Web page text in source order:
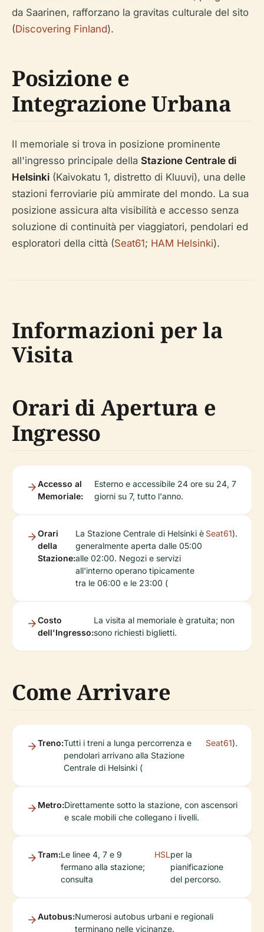
da Saarinen, rafforzano la gravitas culturale del sito
(Discovering Finland).
Posizione e
Integrazione Urbana
Il memoriale si trova in posizione prominente
all'ingresso principale della Stazione Centrale di
Helsinki (Kaivokatu 1, distretto di Kluuvi), una delle
stazioni ferroviarie più ammirate del mondo. La sua
posizione assicura alta visibilità e accesso senza
soluzione di continuità per viaggiatori, pendolari ed
esploratori della città (Seat61; HAM Helsinki).
Informazioni per la
Visita
Orari di Apertura e
Ingresso
Accesso al
Memoriale:
Esterno e accessibile 24 ore su 24, 7
giorni su 7, tutto l'anno.
Orari
della
Stazione:
La Stazione Centrale di Helsinki è
generalmente aperta dalle 05:00
alle 02:00. Negozi e servizi
all'interno operano tipicamente
tra le 06:00 e le 23:00 (
Seat61).
Costo
dell'Ingresso:
La visita al memoriale è gratuita; non
sono richiesti biglietti.
Come Arrivare
Treno:Tutti i treni a lunga percorrenza e
pendolari arrivano alla Stazione
Centrale di Helsinki (
Seat61).
Metro:Direttamente sotto la stazione, con ascensori
e scale mobili che collegano i livelli.
Tram:Le linee 4, 7 e 9
fermano alla stazione;
consulta
HSLper la
pianificazione
del percorso.
Autobus:Numerosi autobus urbani e regionali
terminano nelle vicinanze.